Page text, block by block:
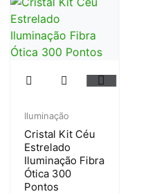
Iluminação
Cristal Kit Céu
Estrelado
Iluminação Fibra
Ótica 300
Pontos